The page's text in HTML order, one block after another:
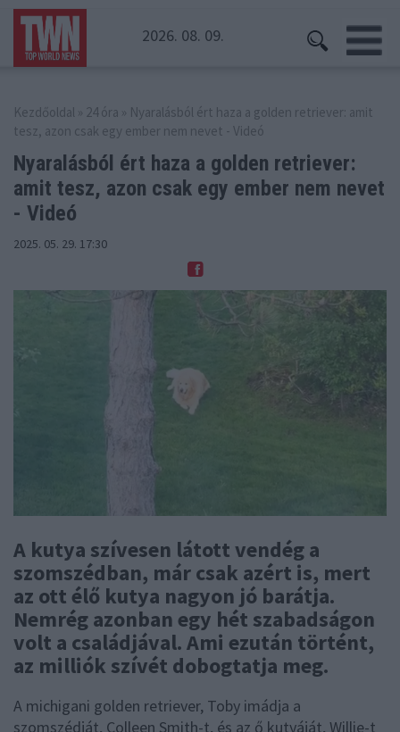
2026. 08. 09.
Kezdőoldal » 24 óra » Nyaralásból ért haza a golden retriever: amit
tesz, azon csak egy ember nem nevet - Videó
Nyaralásból ért haza a golden retriever:
amit tesz, azon csak egy ember nem nevet
- Videó
2025. 05. 29. 17:30
A kutya szívesen látott vendég a
szomszédban, már csak azért is, mert
az ott élő kutya nagyon jó barátja.
Nemrég azonban egy hét szabadságon
volt a családjával. Ami ezután történt,
az milliók szívét dobogtatja meg.
A michigani golden retriever, Toby imádja a
szomszédját, Colleen Smith-t, és az ő kutyáját, Willie-t